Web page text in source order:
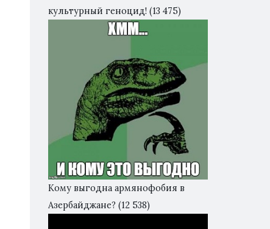
культурный геноцид! (13 475)
Кому выгодна армянофобия в
Азербайджане? (12 538)